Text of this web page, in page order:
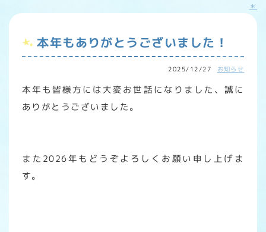
＊
本年もありがとうございました！
2025/12/27 お知らせ
本年も皆様方には大変お世話になりました、誠に
ありがとうございました。
また2026年もどうぞよろしくお願い申し上げま
す。